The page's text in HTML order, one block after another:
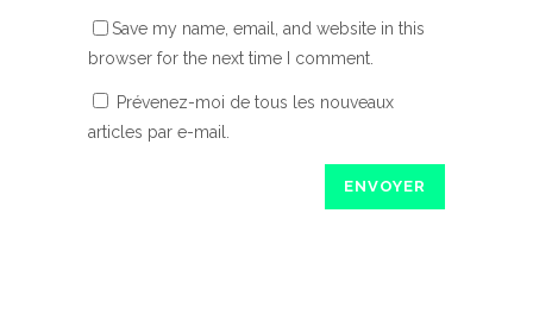
Save my name, email, and website in this
browser for the next time I comment.
Prévenez-moi de tous les nouveaux
articles par e-mail.